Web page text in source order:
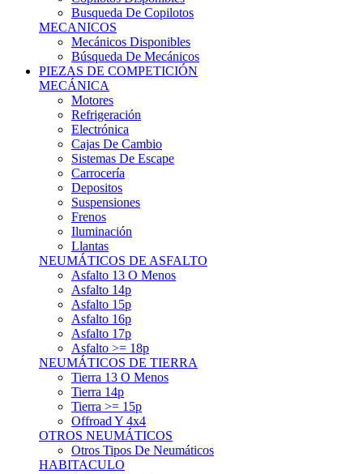
Iluminación
Llantas
NEUMÁTICOS DE ASFALTO
Asfalto 13 O Menos
Asfalto 14p
Asfalto 15p
Asfalto 16p
Asfalto 17p
Asfalto >= 18p
NEUMÁTICOS DE TIERRA
Tierra 13 O Menos
Tierra 14p
Tierra >= 15p
Offroad Y 4x4
OTROS NEUMÁTICOS
Otros Tipos De Neumáticos
HABITACULO
Asiento Baquet
Arneses
Volantes
Pedales
Extinción
Resto De Accesorios
EQUIPACIÓN PILOTO/COPILOTO
Packs Completos
Monos De Competición
Botines De Competición
Guantes
Ropa Interior
Cascos
Sistemas Hans
Bolsas Y Mochilas